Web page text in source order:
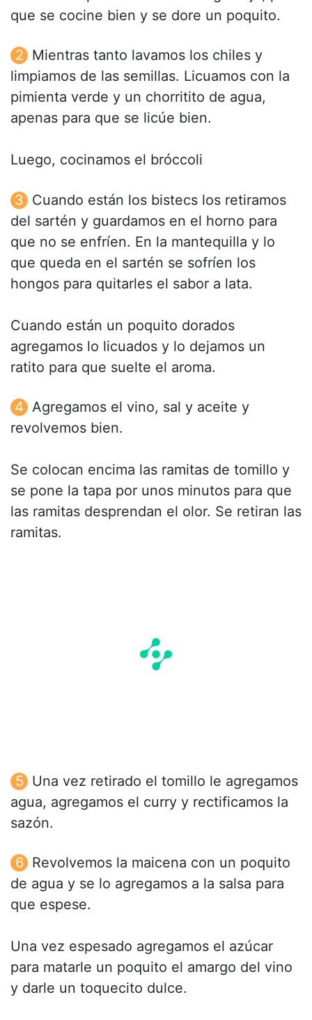
que se cocine bien y se dore un poquito.
Mientras tanto lavamos los chiles y
limpiamos de las semillas. Licuamos con la
pimienta verde y un chorritito de agua,
apenas para que se licúe bien.
Luego, cocinamos el bróccoli
Cuando están los bistecs los retiramos
del sartén y guardamos en el horno para
que no se enfríen. En la mantequilla y lo
que queda en el sartén se sofríen los
hongos para quitarles el sabor a lata.
Cuando están un poquito dorados
agregamos lo licuados y lo dejamos un
ratito para que suelte el aroma.
Agregamos el vino, sal y aceite y
revolvemos bien.
Se colocan encima las ramitas de tomillo y
se pone la tapa por unos minutos para que
las ramitas desprendan el olor. Se retiran las
ramitas.
Una vez retirado el tomillo le agregamos
agua, agregamos el curry y rectificamos la
sazón.
Revolvemos la maicena con un poquito
de agua y se lo agregamos a la salsa para
que espese.
Una vez espesado agregamos el azúcar
para matarle un poquito el amargo del vino
y darle un toquecito dulce.